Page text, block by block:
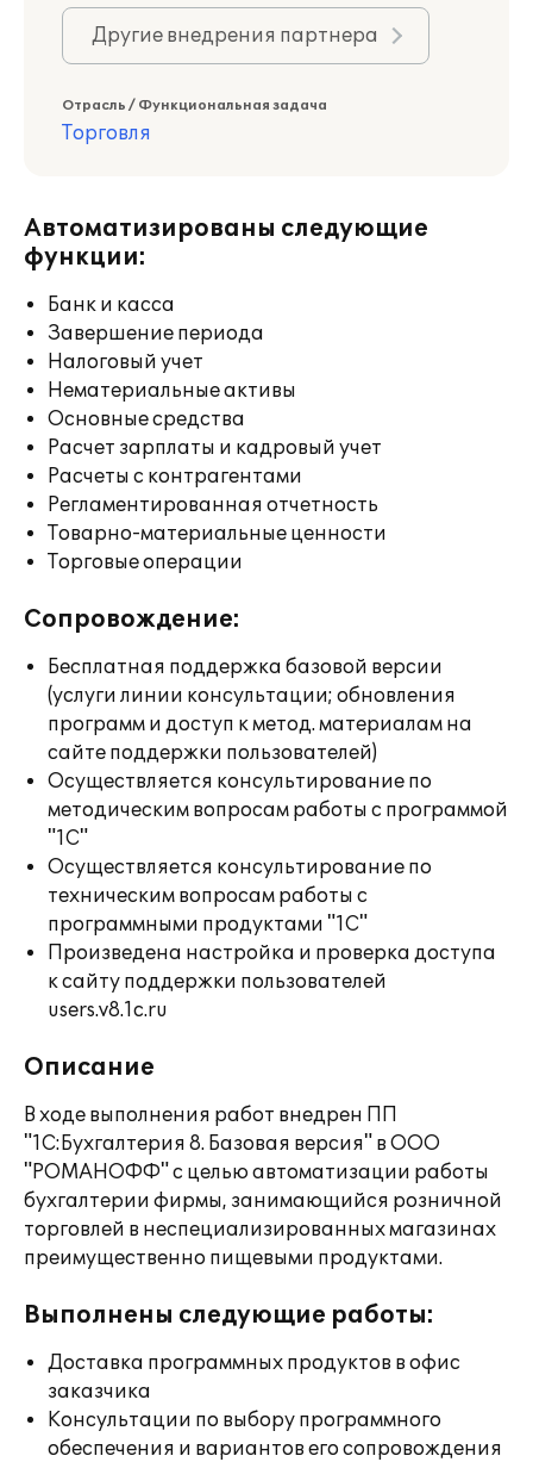
Другие внедрения партнера
Отрасль / Функциональная задача
Торговля
Автоматизированы следующие
функции:
Банк и касса
Завершение периода
Налоговый учет
Нематериальные активы
Основные средства
Расчет зарплаты и кадровый учет
Расчеты с контрагентами
Регламентированная отчетность
Товарно-материальные ценности
Торговые операции
Сопровождение:
Бесплатная поддержка базовой версии
(услуги линии консультации; обновления
программ и доступ к метод. материалам на
сайте поддержки пользователей)
Осуществляется консультирование по
методическим вопросам работы с программой
"1С"
Осуществляется консультирование по
техническим вопросам работы с
программными продуктами "1С"
Произведена настройка и проверка доступа
к сайту поддержки пользователей
users.v8.1c.ru
Описание
В ходе выполнения работ внедрен ПП
"1С:Бухгалтерия 8. Базовая версия" в ООО
"РОМАНОФФ" с целью автоматизации работы
бухгалтерии фирмы, занимающийся розничной
торговлей в неспециализированных магазинах
преимущественно пищевыми продуктами.
Выполнены следующие работы:
Доставка программных продуктов в офис
заказчика
Консультации по выбору программного
обеспечения и вариантов его сопровождения